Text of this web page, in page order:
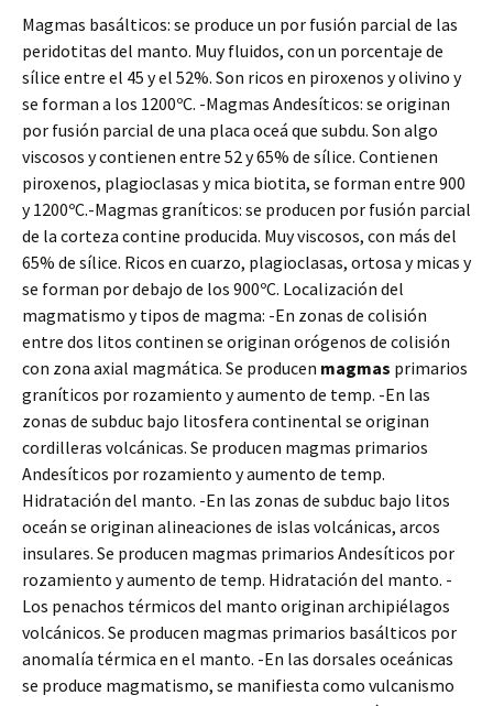
Magmas basálticos: se produce un por fusión parcial de las
peridotitas del manto. Muy fluidos, con un porcentaje de
sílice entre el 45 y el 52%. Son ricos en piroxenos y olivino y
se forman a los 1200ºC. -Magmas Andesíticos: se originan
por fusión parcial de una placa oceá que subdu. Son algo
viscosos y contienen entre 52 y 65% de sílice. Contienen
piroxenos, plagioclasas y mica biotita, se forman entre 900
y 1200ºC.-Magmas graníticos: se producen por fusión parcial
de la corteza contine producida. Muy viscosos, con más del
65% de sílice. Ricos en cuarzo, plagioclasas, ortosa y micas y
se forman por debajo de los 900ºC. Localización del
magmatismo y tipos de magma: -En zonas de colisión
entre dos litos continen se originan orógenos de colisión
con zona axial magmática. Se producen magmas primarios
graníticos por rozamiento y aumento de temp. -En las
zonas de subduc bajo litosfera continental se originan
cordilleras volcánicas. Se producen magmas primarios
Andesíticos por rozamiento y aumento de temp.
Hidratación del manto. -En las zonas de subduc bajo litos
oceán se originan alineaciones de islas volcánicas, arcos
insulares. Se producen magmas primarios Andesíticos por
rozamiento y aumento de temp. Hidratación del manto. -
Los penachos térmicos del manto originan archipiélagos
volcánicos. Se producen magmas primarios basálticos por
anomalía térmica en el manto. -En las dorsales oceánicas
se produce magmatismo, se manifiesta como vulcanismo